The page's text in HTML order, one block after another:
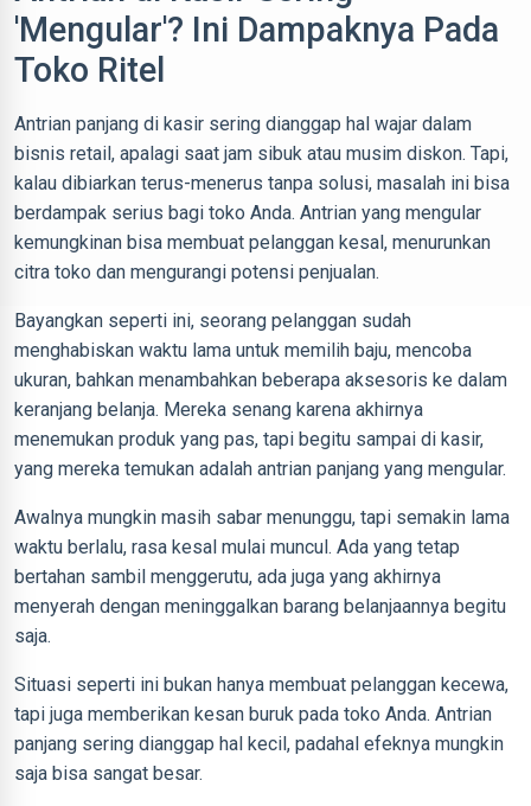
'Mengular'? Ini Dampaknya Pada
Toko Ritel
Antrian panjang di kasir sering dianggap hal wajar dalam
bisnis retail, apalagi saat jam sibuk atau musim diskon. Tapi,
kalau dibiarkan terus-menerus tanpa solusi, masalah ini bisa
berdampak serius bagi toko Anda. Antrian yang mengular
kemungkinan bisa membuat pelanggan kesal, menurunkan
citra toko dan mengurangi potensi penjualan.
Bayangkan seperti ini, seorang pelanggan sudah
menghabiskan waktu lama untuk memilih baju, mencoba
ukuran, bahkan menambahkan beberapa aksesoris ke dalam
keranjang belanja. Mereka senang karena akhirnya
menemukan produk yang pas, tapi begitu sampai di kasir,
yang mereka temukan adalah antrian panjang yang mengular.
Awalnya mungkin masih sabar menunggu, tapi semakin lama
waktu berlalu, rasa kesal mulai muncul. Ada yang tetap
bertahan sambil menggerutu, ada juga yang akhirnya
menyerah dengan meninggalkan barang belanjaannya begitu
saja.
Situasi seperti ini bukan hanya membuat pelanggan kecewa,
tapi juga memberikan kesan buruk pada toko Anda. Antrian
panjang sering dianggap hal kecil, padahal efeknya mungkin
saja bisa sangat besar.